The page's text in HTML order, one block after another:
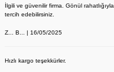
İlgili ve güvenilir firma. Gönül rahatlığıyla
tercih edebilirsiniz.
Z... B... | 16/05/2025
Hızlı kargo teşekkürler.